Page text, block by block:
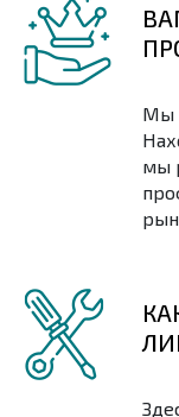
Мы
мы